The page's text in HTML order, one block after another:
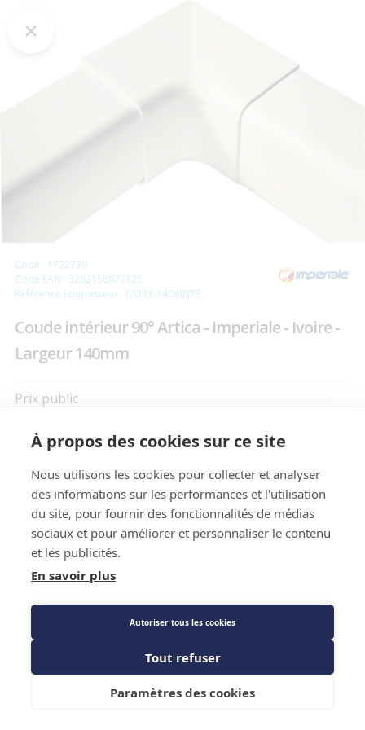
Code : 1722739
Code EAN : 3283158077125
Référence Fournisseur : IVORY-140AINTE
Coude intérieur 90° Artica - Imperiale - Ivoire -
Largeur 140mm
Prix public
Plus 0,04 € d'éco-part. DEEE
8,17 €TTC /PIECE
Description détaillée
Caractéristiques techniques
Fiche technique
Ajouter au panier
À propos des cookies sur ce site
Nous utilisons les cookies pour collecter et analyser
des informations sur les performances et l'utilisation
du site, pour fournir des fonctionnalités de médias
sociaux et pour améliorer et personnaliser le contenu
et les publicités.
En savoir plus
Autoriser tous les cookies
Tout refuser
Paramètres des cookies